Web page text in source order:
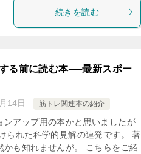
続きを読む
る前に読む本──最新スポー
14日 筋トレ関連本の紹介
ンアップ用の本かと思いましたが
られた科学的見解の連発です。 著
も知れませんが。 こちらをご紹